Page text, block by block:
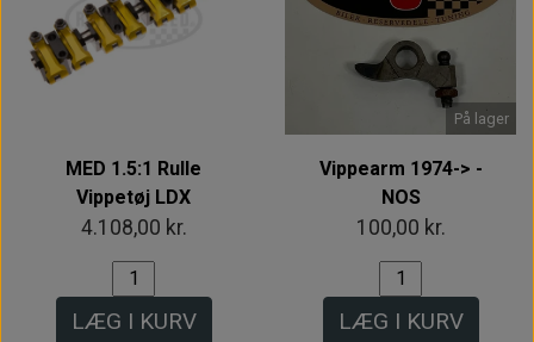
MED 1.5:1 Rulle
Vippetøj LDX
4.108,00 kr.
LÆG I KURV
På lager
Vippearm 1974-> -
NOS
100,00 kr.
LÆG I KURV